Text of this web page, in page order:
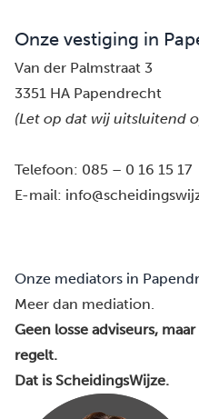
Onze vestiging in
Van der Palmstraat 3
3351 HA Papendrecht
(Let op dat wij uitsluitend
Telefoon: 085 – 0 16 15 17
E-mail:
Onze mediators in
Meer dan mediation.
Geen losse adviseurs,
regelt.
Dat is ScheidingsWijze.